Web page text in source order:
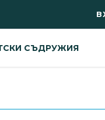
СЪДРУЖИЯ